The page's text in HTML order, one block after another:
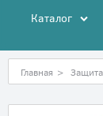
Каталог
Главная >